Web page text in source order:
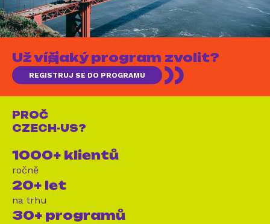
Už víš, jaký program zvolit?
REGISTRUJ SE DO PROGRAMU
PROČ
CZECH-US?
1000+ klientů
ročně
20+ let
na trhu
30+ programů